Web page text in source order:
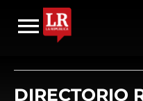
DIRECTORIO